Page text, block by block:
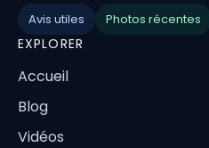
Avis utiles Photos récentes
EXPLORER
Accueil
Blog
Vidéos